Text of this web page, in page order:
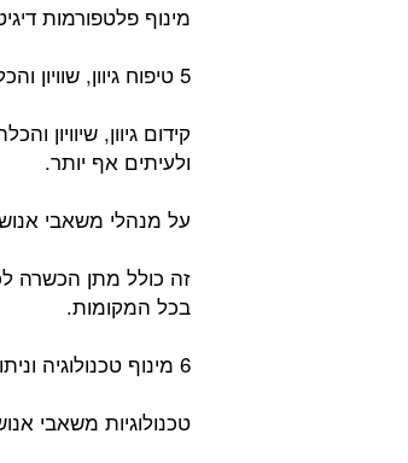
מינוף פלטפורמות
5 טיפוח גיוון, שוויון והכלה:
קידום גיוון, שיוויון
ולעיתים אף יותר.
על מנהלי משאבי אנוש
זה כולל מתן הכשרה
בכל המקומות.
6 מינוף טכנולוגיה וניתוח נתונים:
טכנולוגיות משאבי